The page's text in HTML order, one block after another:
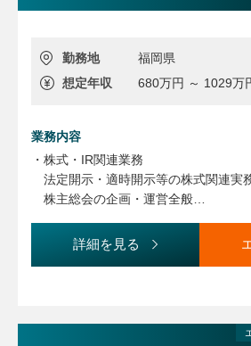
勤務地
福岡県
想定年収
680万円 ～ 1029万
業務内容
・株式・IR関連業務
法定開示・適時開示等の株式関連実
株主総会の企画・運営全般
クス構築詳細を見る